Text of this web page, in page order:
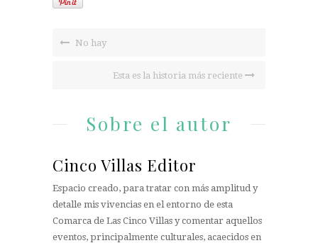
No hay
Esta es la historia más reciente
Sobre el autor
Cinco Villas Editor
Espacio creado, para tratar con más amplitud y
detalle mis vivencias en el entorno de esta
Comarca de Las Cinco Villas y comentar aquellos
eventos, principalmente culturales, acaecidos en